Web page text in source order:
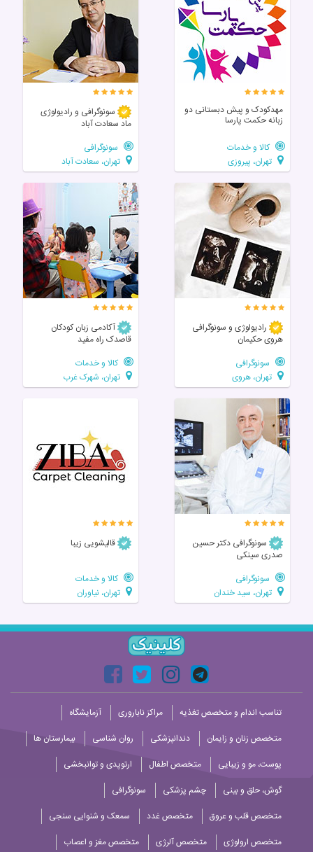
مهدکودک و پیش دبستانی دو
زبانه حکمت پارسا
کالا و خدمات
تهران، پیروزی
سونوگرافی و رادیولوژی
ماد سعادت آباد
سونوگرافی
تهران، سعادت آباد
رادیولوژی و سونوگرافی
هروی حکیمان
سونوگرافی
تهران، هروی
آکادمی زبان کودکان
قاصدک راه مفید
کالا و خدمات
تهران، شهرک غرب
سونوگرافی دکتر حسین
صدری سینکی
سونوگرافی
تهران، سید خندان
قالیشویی زیبا
کالا و خدمات
تهران، نیاوران
تناسب اندام و متخصص تغذیه مراکز ناباروری
آزمایشگاه
متخصص زنان و زایمان
دندانپزشکی روان شناسی
بیمارستان ها
پوست، مو و زیبایی
متخصص اطفال
ارتوپدی و توانبخشی
گوش، حلق و بینی
چشم پزشکی
سونوگرافی
متخصص قلب و عروق
متخصص غدد
سمعک و شنوایی سنجی
متخصص ارولوژی
متخصص آلرژی متخصص مغز و اعصاب